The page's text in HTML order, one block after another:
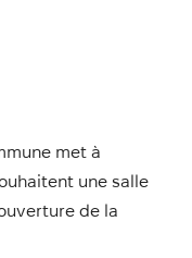
met à
une salle
de la